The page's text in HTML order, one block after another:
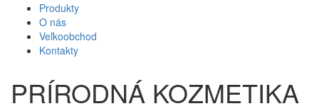
Produkty
O nás
Veľkoobchod
Kontakty
PRÍRODNÁ KOZMETIKA